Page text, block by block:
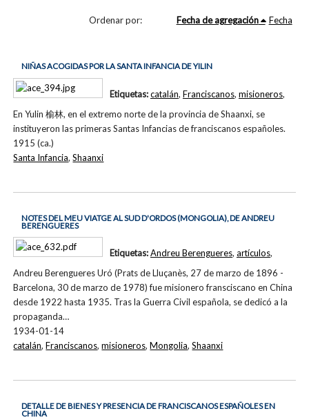
Ordenar por: Fecha de agregación Fecha
NIÑAS ACOGIDAS POR LA SANTA INFANCIA DE YILIN
En Yulin 榆林, en el extremo norte de la provincia de Shaanxi, se
instituyeron las primeras Santas Infancias de franciscanos españoles.
1915 (ca.)
Etiquetas:catalán, Franciscanos, misioneros,
Santa Infancia,Shaanxi
NOTES DEL MEU VIATGE AL SUD D'ORDOS (MONGOLIA), DE ANDREU
BERENGUERES
Andreu Berengueres Uró (Prats de Lluçanès, 27 de marzo de 1896 -
Barcelona, 30 de marzo de 1978) fue misionero fransciscano en China
desde 1922 hasta 1935. Tras la Guerra Civil española, se dedicó a la
propaganda…
1934-01-14
Etiquetas:Andreu Berengueres, artículos,
catalán,Franciscanos,misioneros,Mongolia,Shaanxi
DETALLE DE BIENES Y PRESENCIA DE FRANCISCANOS ESPAÑOLES EN
CHINA